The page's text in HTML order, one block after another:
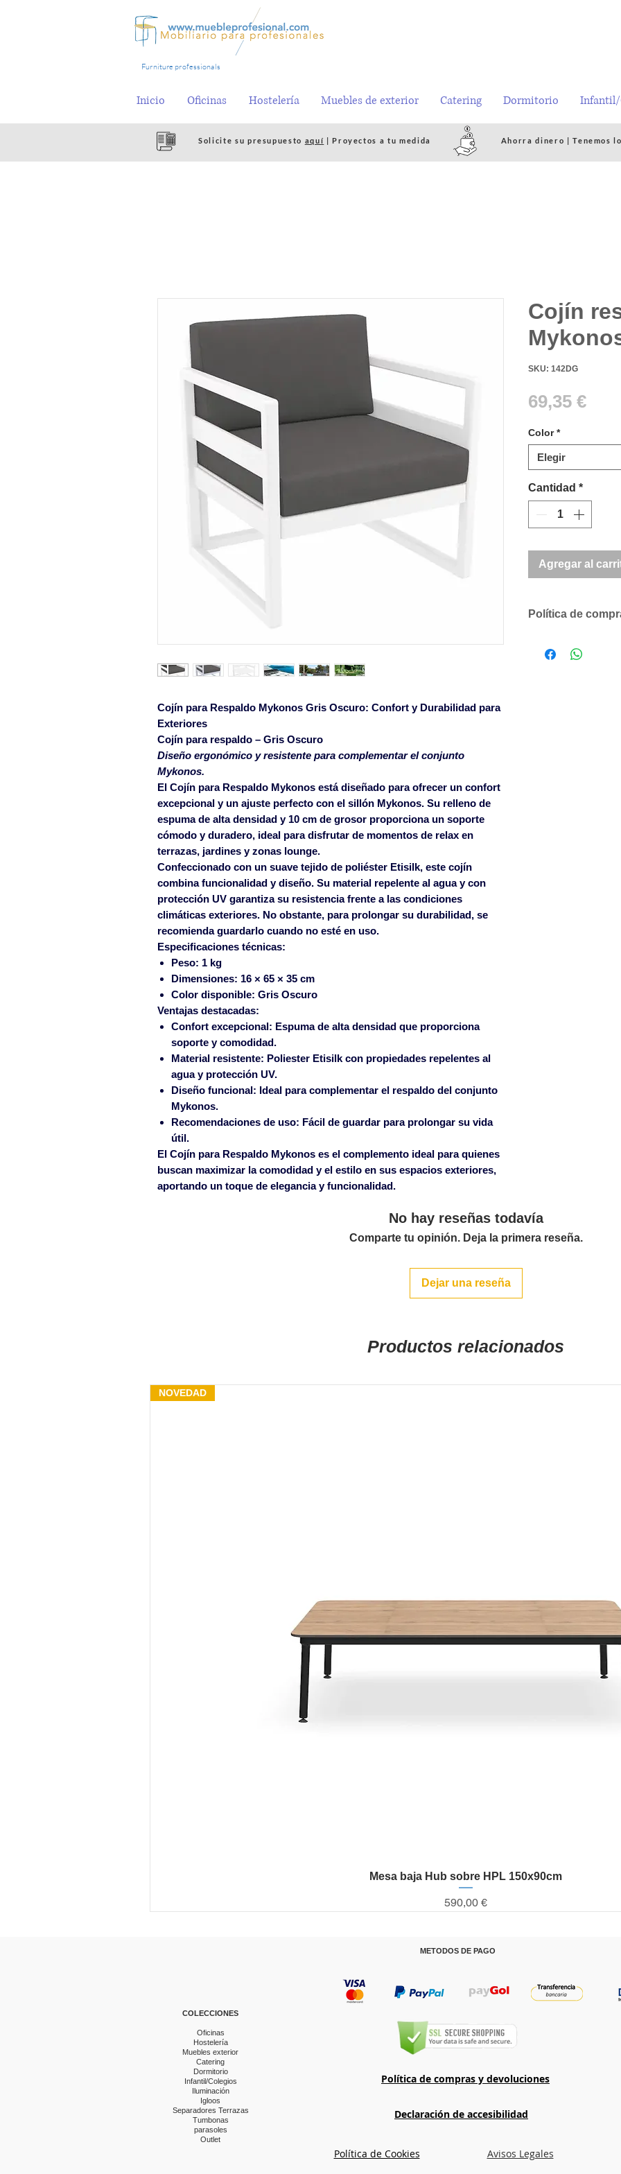
Furniture professionals
Inicio Oficinas Hostelería Muebles de exterior Catering Dormitorio Infantil/
Solicite su presupuesto aquí | Proyectos a tu medida Ahorra dinero | Tenemos
Cojín para Respaldo Mykonos Gris Oscuro: Confort y Durabilidad para
Exteriores
Cojín para respaldo – Gris Oscuro
Diseño ergonómico y resistente para complementar el conjunto
Mykonos.
El Cojín para Respaldo Mykonos está diseñado para ofrecer un confort
excepcional y un ajuste perfecto con el sillón Mykonos. Su relleno de
espuma de alta densidad y 10 cm de grosor proporciona un soporte
cómodo y duradero, ideal para disfrutar de momentos de relax en
terrazas, jardines y zonas lounge.
Confeccionado con un suave tejido de poliéster Etisilk, este cojín
combina funcionalidad y diseño. Su material repelente al aguay con
protección UV garantiza su resistencia frente a las condiciones
climáticas exteriores. No obstante, para prolongar su durabilidad, se
recomienda guardarlo cuando no esté en uso.
Especificaciones técnicas:
Peso: 1 kg
Dimensiones: 16 × 65 × 35 cm
Color disponible: Gris Oscuro
Ventajas destacadas:
Confort excepcional: Espuma de alta densidad que proporciona
soporte y comodidad.
Material resistente: Poliester Etisilk con propiedades repelentes al
agua y protección UV.
Diseño funcional: Ideal para complementar el respaldo del conjunto
Mykonos.
Recomendaciones de uso: Fácil de guardar para prolongar su vida
útil.
El Cojín para Respaldo Mykonos es el complemento ideal para quienes
buscan maximizar la comodidad y el estilo en sus espacios exteriores,
aportando un toque de elegancia y funcionalidad.
Cojín
SKU: 142DG
69,35 €
Color *
Elegir
Cantidad *
Agregar al
Política de
según volumen
No hay reseñas todavía
Comparte tu opinión. Deja la primera reseña.
Dejar una reseña
Productos relacionados
Vista rápida
NOVEDAD
Mesa baja Hub sobre HPL 150x90cm
Precio
590,00 €
COLECCIONES
Oficinas
Hostelería
Muebles exterior
Catering
Dormitorio
Infantil/Colegios
Iluminación
Igloos
Separadores Terrazas
Tumbonas
parasoles
Outlet
METODOS DE PAGO
Política de compras y devoluciones
Declaración de accesibilidad
Política de Cookies Avisos Legales